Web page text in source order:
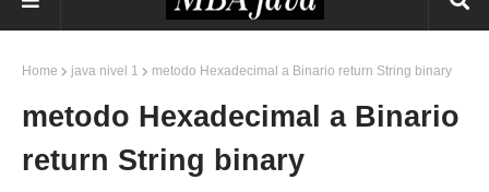
Home java nivel 1 metodo Hexadecimal a Binario return String binary
metodo Hexadecimal a Binario
return String binary